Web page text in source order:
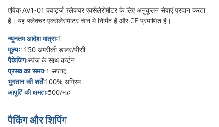
एविक AV1-01 क्वार्ट्ज फ्लेक्चर एक्सेलेरोमीटर के लिए अनुकूलन सेवाएं प्रदान करता
है। यह फ्लेक्चर एक्सेलेरोमीटर चीन में निर्मित है और CE प्रमाणित है।
न्यूनतम आदेश मात्राः1
मूल्यः1150 अमरीकी डालर/पीसी
पैकेजिंगःस्पंज के साथ कार्टन
प्रसव का समय:1 सप्ताह
भुगतान की शर्तेंः100% अग्रिम
आपूर्ति की क्षमताः500/माह
पैकिंग और शिपिंग